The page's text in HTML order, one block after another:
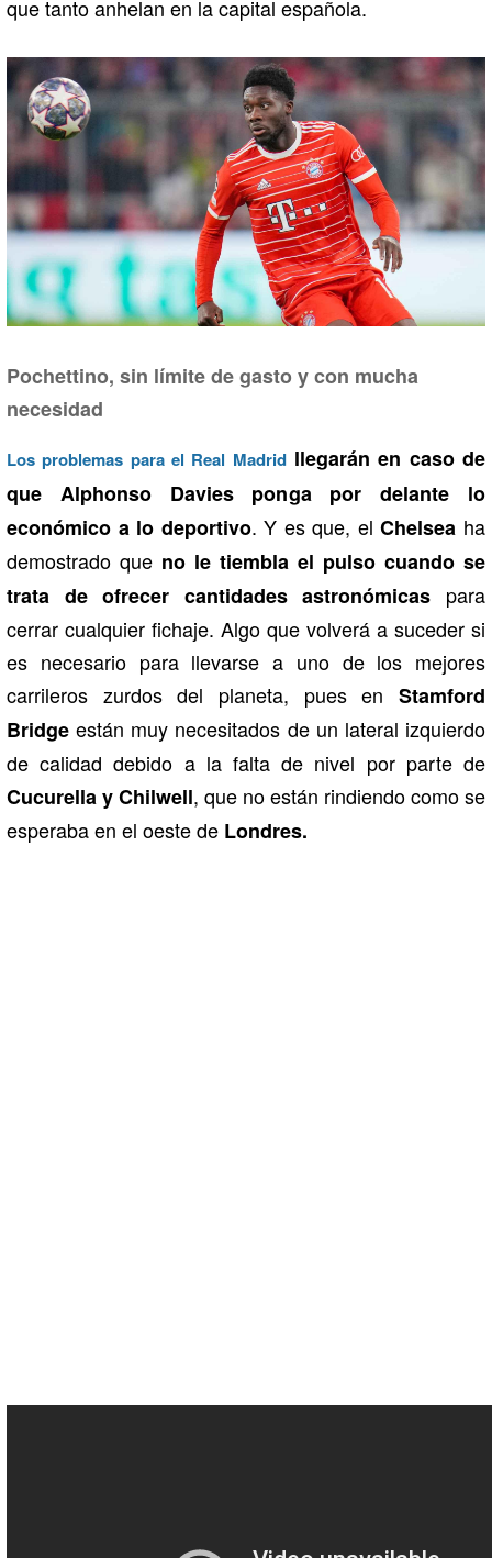
que tanto anhelan en la capital española.
Pochettino, sin límite de gasto y con mucha
necesidad
Los problemas para el Real Madridllegarán en caso de
que Alphonso Davies ponga por delante lo
económico a lo deportivo. Y es que, elChelsea ha
demostrado que no le tiembla el pulso cuando se
trata de ofrecer cantidades astronómicas para
cerrar cualquier fichaje. Algo que volverá a suceder si
es necesario para llevarse a uno de los mejores
carrileros zurdos del planeta, pues en Stamford
Bridge están muy necesitados de un lateral izquierdo
de calidad debido a la falta de nivel por parte de
Cucurella y Chilwell, que no están rindiendo como se
esperaba en el oeste de Londres.